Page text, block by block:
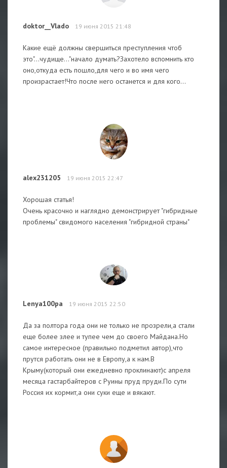
doktor__Vlado 19 июня 2015 21:48
Какие ещё должны свершиться преступления чтоб
это"...чудище..."начало думать?Захотело вспомнить кто
оно,откуда есть пошло,для чего и во имя чего
произрастает!Что после него останется и для кого...
alex231205 19 июня 2015 22:47
Хорошая статья!
Очень красочно и наглядно демонстрирует "гибридные
проблемы" свидомого населения "гибридной страны"
Lenya100pa 19 июня 2015 22:50
Да за полтора года они не только не прозрели,а стали
еще более злее и тупее чем до своего Майдана.Но
самое интересное (правильно подметил автор),что
прутся работать они не в Европу,а к нам.В
Крыму(который они ежедневно проклинают)с апреля
месяца гастарбайтеров с Руины пруд пруди.По сути
Россия их кормит,а они суки еще и вякают.